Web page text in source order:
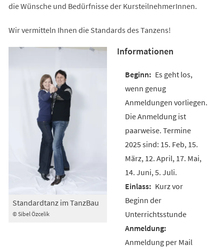
die Wünsche und Bedürfnisse der KursteilnehmerInnen.
Wir vermitteln Ihnen die Standards des Tanzens!
© Sibel Özcelik
Standardtanz im TanzBau
Informationen
Es geht los,
wenn genug
Anmeldungen vorliegen.
Die Anmeldung ist
paarweise. Termine
2025 sind: 15. Feb, 15.
März, 12. April, 17. Mai,
14. Juni, 5. Juli.
Kurz vor
Beginn der
Unterrichtsstunde
Anmeldung per Mail